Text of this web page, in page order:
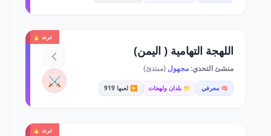
ترند 🔥
اللهجة التهامية ( اليمن)
منشئ التحدي:مجهول (مبتدئ)
🧠 معرفي 📁 بلدان ولهجات ▶️ لعبها 919 ⚔️
ترند 🔥